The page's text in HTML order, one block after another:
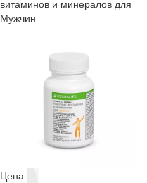
витаминов и минералов для
Мужчин
Цена